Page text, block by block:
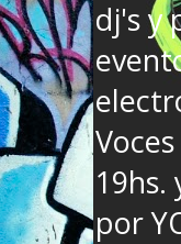
dj's y
19hs.
por